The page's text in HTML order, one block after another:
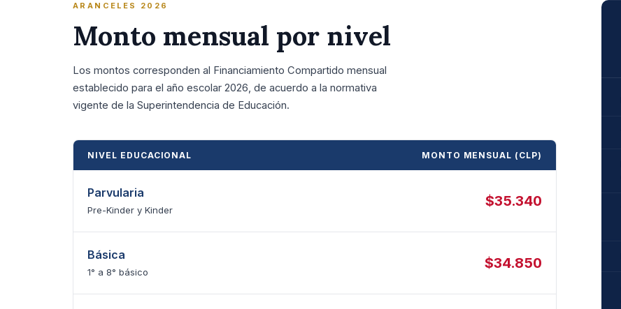
ARANCELES 2026
Monto mensual por nivel
Los montos corresponden al Financiamiento Compartido mensual
establecido para el año escolar 2026, de acuerdo a la normativa
vigente de la Superintendencia de Educación.
NIVEL EDUCACIONAL MONTO MENSUAL (CLP)
Parvularia
Pre-Kinder y Kinder
$35.340
Básica
1° a 8° básico
$34.850